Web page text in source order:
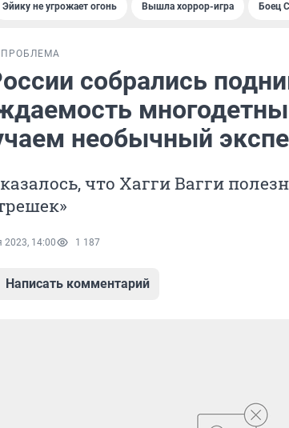
Эйику не угрожает огонь Вышла хоррор-игра Боец
ПРОБЛЕМА
собрались
необычный
что Хагги Вагги
2023, 14:00 1 187
Написать комментарий